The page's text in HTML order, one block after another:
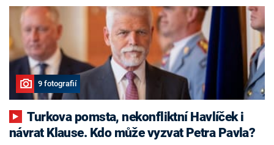
9 fotografií
Turkova pomsta, nekonfliktní Havlíček i
návrat Klause. Kdo může vyzvat Petra Pavla?